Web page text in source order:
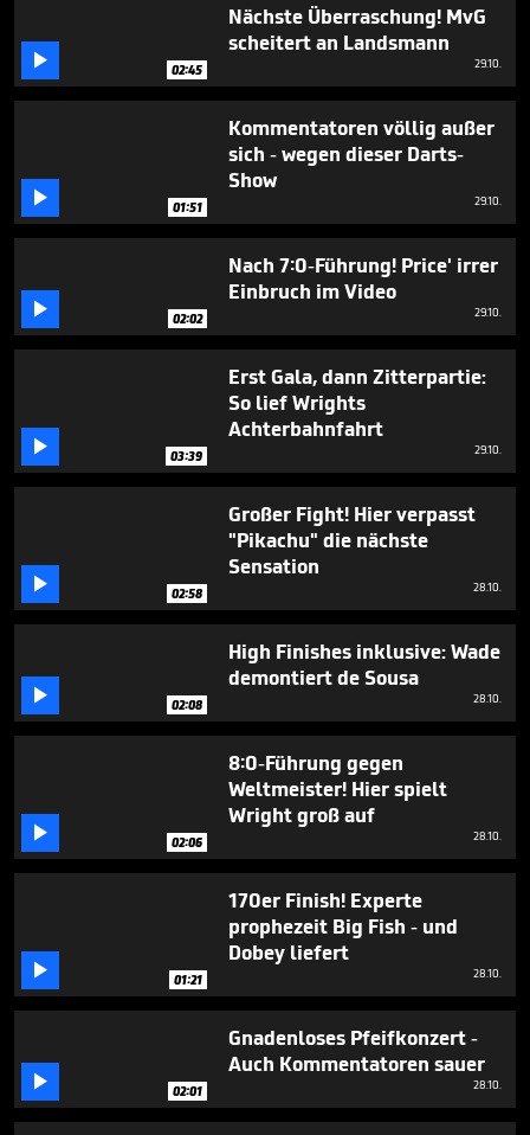
seconds
 02:45
Nächste Überraschung! MvG
scheitert an Landsmann
29.10.
 01:51
Kommentatoren völlig außer
sich - wegen dieser Darts-
Show
29.10.
 02:02
Nach 7:0-Führung! Price' irrer
Einbruch im Video
29.10.
 03:39
Erst Gala, dann Zitterpartie:
So lief Wrights
Achterbahnfahrt
29.10.
 02:58
Großer Fight! Hier verpasst
"Pikachu" die nächste
Sensation
28.10.
 02:08
High Finishes inklusive: Wade
demontiert de Sousa
28.10.
 02:06
8:0-Führung gegen
Weltmeister! Hier spielt
Wright groß auf
28.10.
 01:21
170er Finish! Experte
prophezeit Big Fish - und
Dobey liefert
28.10.
 02:01
Gnadenloses Pfeifkonzert -
Auch Kommentatoren sauer
28.10.